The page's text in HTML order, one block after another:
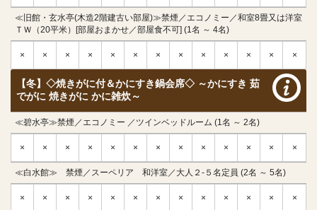
≪旧館・玄水亭(木造2階建古い部屋)≫禁煙／エコノミー／和室8畳又は洋室
ＴＷ（20平米）[部屋おまかせ／部屋食不可] (1名 ～ 4名)
× × × × × × × × × × × × ×
【冬】◇焼きがに付＆かにすき鍋会席◇ ～かにすき 茹
でがに 焼きがに かに雑炊～
≪碧水亭≫禁煙／エコノミー ／ツインベッドルーム (1名 ～ 2名)
× × × × × × × × × × × × ×
≪白水館≫ 禁煙／スーペリア 和洋室／大人２-５名定員 (2名 ～ 5名)
× × × × × × × × × × × × ×